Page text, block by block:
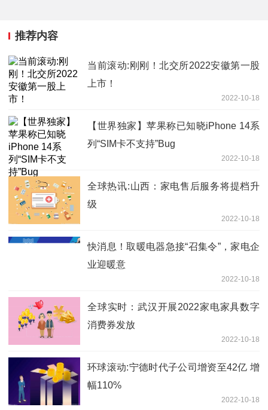
推荐内容
当前滚动:刚刚！北交所2022安徽第一股
上市！
2022-10-18
【世界独家】苹果称已知晓iPhone 14系
列“SIM卡不支持”Bug
2022-10-18
全球热讯:山西：家电售后服务将提档升
级
2022-10-18
快消息！取暖电器急接“召集令”，家电企
业迎暖意
2022-10-18
全球实时：武汉开展2022家电家具数字
消费券发放
2022-10-18
环球滚动:宁德时代子公司增资至42亿 增
幅110%
2022-10-18